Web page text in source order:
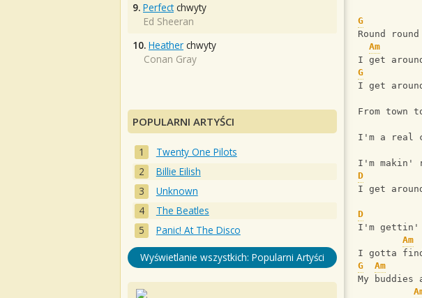
G
Round
Am
I get
G
I get
From town
I'm a real
I'm makin'
D
I get
D
I'm gettin'
Am
I gotta find
G
Am
My
9. Perfectchwyty
Ed Sheeran
10. Heather chwyty
Conan Gray
POPULARNI ARTYŚCI
Twenty One Pilots
Billie Eilish
Unknown
The Beatles
Panic! At The Disco
Wyświetlanie wszystkich: Popularni Artyści